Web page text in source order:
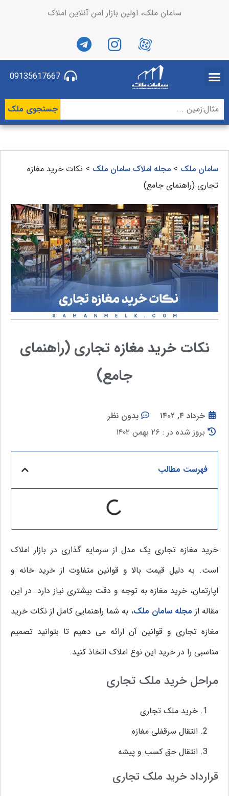
سامان ملک، اولین بازار امن آنلاین املاک
09135617667
جستجوی ملک
سامان ملک > مجله املاک سامان ملک > نکات خرید مغازه
تجاری (راهنمای جامع)
نکات خرید مغازه تجاری (راهنمای
جامع)
خرداد ۴, ۱۴۰۲
بدون نظر
بروز شده در : ۲۶ بهمن ۱۴۰۲
فهرست مطالب
خرید مغازه تجاری یک مدل از سرمایه گذاری در بازار املاک
است. به دلیل قیمت بالا و قوانین متفاوت از خرید خانه و
اپارتمان، خرید مغازه به توجه و دقت بیشتری نیاز دارد. در این
مقاله از مجله سامان ملک، به شما راهنمایی کامل از نکات خرید
مغازه تجاری و قوانین آن ارائه می دهیم تا بتوانید تصمیم
مناسبی را در خرید این نوع املاک اتخاذ کنید.
مراحل خرید ملک تجاری
خرید ملک تجاری
انتقال سرقفلی مغازه
انتقال حق کسب و پیشه
قرارداد خرید ملک تجاری